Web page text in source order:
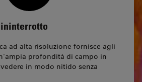
ad alta risoluzione fornisce agli
profondità di campo in
in modo nitido senza